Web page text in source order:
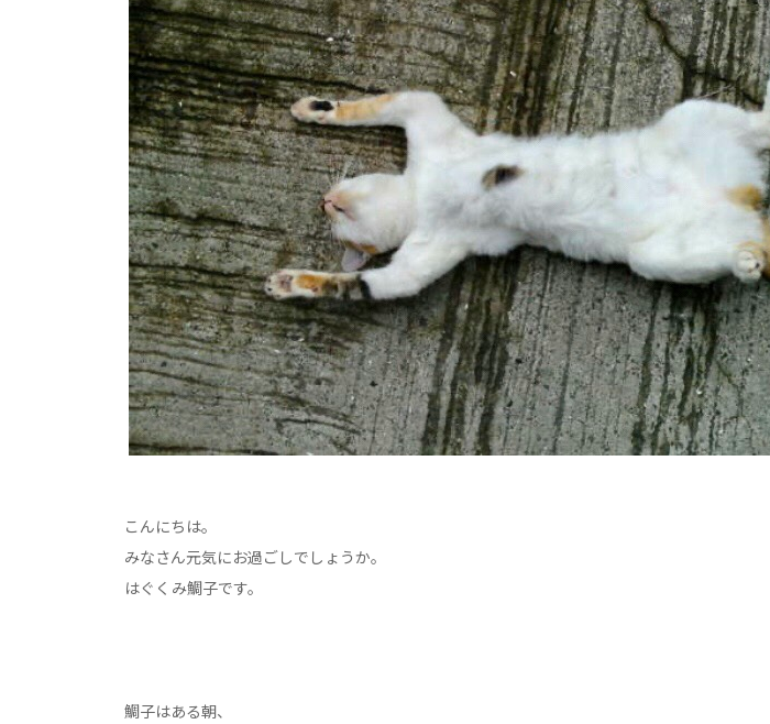
こんにちは。
みなさん元気にお過ごしでしょうか。
はぐくみ鯛子です。
鯛子はある朝、